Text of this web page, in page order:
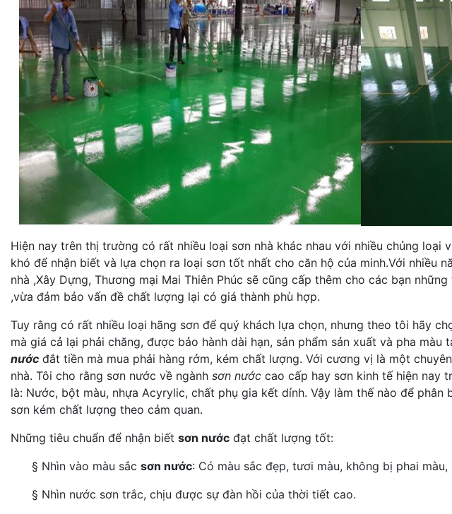
Hiện nay trên thị trường có rất nhiều loại sơn nhà khác nhau với nhiều chủng loại
khó để nhận biết và lựa chọn ra loại sơn tốt nhất cho căn hộ của minh.Với nhiều
nhà ,Xây Dựng, Thương mại Mai Thiên Phúc sẽ cũng cấp thêm cho các bạn
,vừa đảm bảo vấn đề chất lượng lại có giá thành phù hợp.
Tuy rằng có rất nhiều loại hãng sơn để quý khách lựa chọn, nhưng theo tôi hãy
mà giá cả lại phải chăng, được bảo hành dài hạn, sản phẩm sản xuất và pha màu
nước đắt tiền mà mua phải hàng rởm, kém chất lượng. Với cương vị là một
nhà. Tôi cho rằng sơn nước về ngành sơn nước cao cấp hay sơn kinh tế hiện nay
là: Nước, bột màu, nhựa Acyrylic, chất phụ gia kết dính. Vậy làm thế nào để phân
sơn kém chất lượng theo cảm quan.
Những tiêu chuẩn để nhận biết sơn nước đạt chất lượng tốt:
§ Nhìn vào màu sắc sơn nước: Có màu sắc đẹp, tươi màu, không bị phai
§ Nhìn nước sơn trắc, chịu được sự đàn hồi của thời tiết cao.